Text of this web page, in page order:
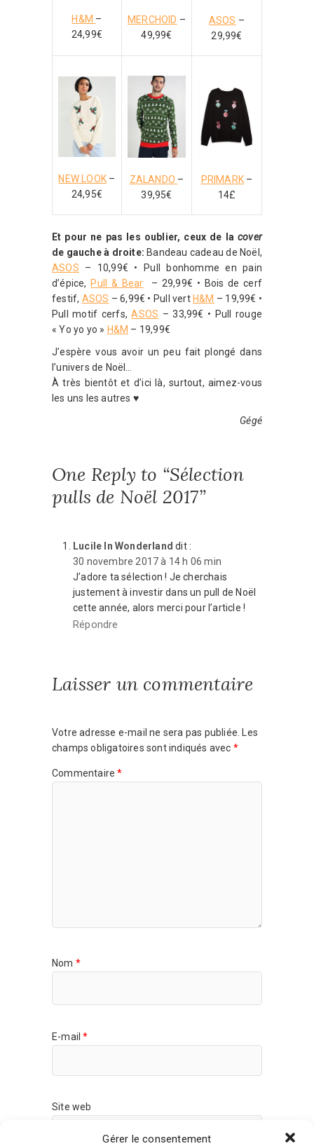
Gérer le consentement
H&M –
24,99€
MERCHOID –
49,99€
ASOS –
29,99€
NEW LOOK –
24,95€
ZALANDO –
39,95€
PRIMARK –
14£
Et pour ne pas les oublier, ceux de la cover
de gauche à droite: Bandeau cadeau de Noël,
ASOS – 10,99€ • Pull bonhomme en pain
d’épice, Pull & Bear – 29,99€ • Bois de cerf
festif, ASOS – 6,99€ • Pull vert H&M – 19,99€ •
Pull motif cerfs,ASOS – 33,99€ • Pull rouge
« Yo yo yo » H&M – 19,99€
J’espère vous avoir un peu fait plongé dans
l’univers de Noël…
À très bientôt et d’ici là, surtout, aimez-vous
les uns les autres ♥
Gégé
One Reply to “Sélection
pulls de Noël 2017”
Lucile In Wonderland dit :
30 novembre 2017 à 14 h 06 min
J’adore ta sélection ! Je cherchais
justement à investir dans un pull de Noël
cette année, alors merci pour l’article !
Répondre
Laisser un commentaire
Votre adresse e-mail ne sera pas publiée.
Les
champs obligatoires sont indiqués avec *
Commentaire*
Nom *
E-mail*
Site web